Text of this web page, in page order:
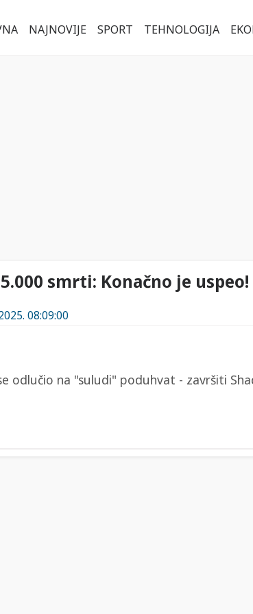
NAJNOVIJE SPORT TEHNOLOGIJA
smrti: Konačno je uspeo!
08:09:00
odlučio na "suludi" poduhvat - završiti